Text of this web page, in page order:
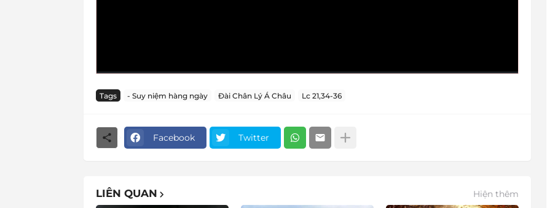
Tags - Suy niệm hàng ngày Đài Chân Lý Á Châu Lc 21,34-36
Facebook Twitter
LIÊN QUAN Hiện thêm